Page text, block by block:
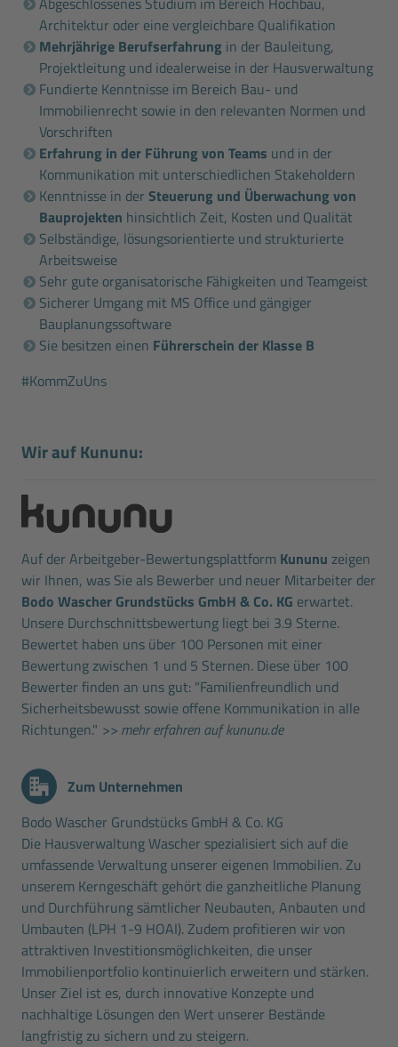
Architektur oder eine vergleichbare Qualifikation
Mehrjährige Berufserfahrung in der Bauleitung,
Projektleitung und idealerweise in der Hausverwaltung
Fundierte Kenntnisse im Bereich Bau- und
Immobilienrecht sowie in den relevanten Normen und
Vorschriften
Erfahrung in der Führung von Teams und in der
Kommunikation mit unterschiedlichen Stakeholdern
Kenntnisse in der Steuerung und Überwachung von
Bauprojekten hinsichtlich Zeit, Kosten und Qualität
Selbständige, lösungsorientierte und strukturierte
Arbeitsweise
Sehr gute organisatorische Fähigkeiten und Teamgeist
Sicherer Umgang mit MS Office und gängiger
Bauplanungssoftware
Sie besitzen einen Führerschein der Klasse B
#KommZuUns
Wir auf Kununu:
Auf der Arbeitgeber-Bewertungsplattform Kununu zeigen
wir Ihnen, was Sie als Bewerber und neuer Mitarbeiter der
Bodo Wascher Grundstücks GmbH & Co. KG erwartet.
Unsere Durchschnittsbewertung liegt bei 3.9 Sterne.
Bewertet haben uns über 100 Personen mit einer
Bewertung zwischen 1 und 5 Sternen. Diese über 100
Bewerter finden an uns gut: "Familienfreundlich und
Sicherheitsbewusst sowie offene Kommunikation in alle
Richtungen." >> mehr erfahren auf kununu.de
Zum Unternehmen
Bodo Wascher Grundstücks GmbH & Co. KG
Die Hausverwaltung Wascher spezialisiert sich auf die
umfassende Verwaltung unserer eigenen Immobilien. Zu
unserem Kerngeschäft gehört die ganzheitliche Planung
und Durchführung sämtlicher Neubauten, Anbauten und
Umbauten (LPH 1-9 HOAI). Zudem profitieren wir von
attraktiven Investitionsmöglichkeiten, die unser
Immobilienportfolio kontinuierlich erweitern und stärken.
Unser Ziel ist es, durch innovative Konzepte und
nachhaltige Lösungen den Wert unserer Bestände
langfristig zu sichern und zu steigern.